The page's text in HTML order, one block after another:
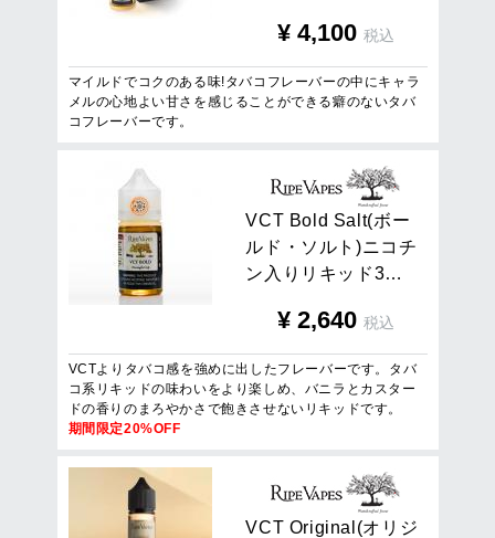
¥ 4,100 税込
マイルドでコクのある味!タバコフレーバーの中にキャラ
メルの心地よい甘さを感じることができる癖のないタバ
コフレーバーです。
VCT Bo d Sa t(ボー
ル ド ・ ソ ル ト)ニコ チ
ン 入 り リ キ ッ ド3…
¥ 2,640 税込
VCTよりタバコ感を強めに出したフレーバーです。タバ
コ系リキッドの味わいをより楽しめ、バニラとカスター
ドの香りのまろやかさで飽きさせないリキッドです。
期間限定20%OFF
VCT Origina (オ リ ジ